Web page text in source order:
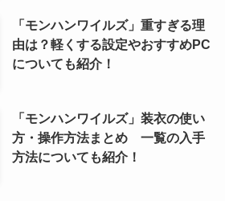
「モンハンワイルズ」重すぎる理
由は？軽くする設定やおすすめPC
についても紹介！
「モンハンワイルズ」装衣の使い
方・操作方法まとめ 一覧の入手
方法についても紹介！